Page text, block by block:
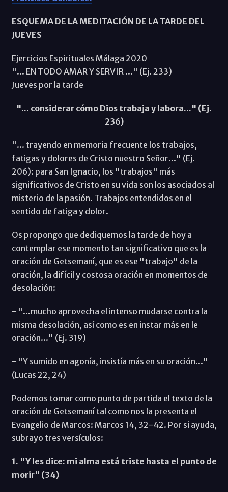
ESQUEMA DE LA MEDITACIÓN DE LA TARDE DEL
JUEVES
Ejercicios Espirituales Málaga 2020
"... EN TODO AMAR Y SERVIR ..." (Ej. 233)
Jueves por la tarde
"... considerar cómo Dios trabaja y labora..." (Ej.
236)
"... trayendo en memoria frecuente los trabajos,
fatigas y dolores de Cristo nuestro Señor..." (Ej.
206): para San Ignacio, los "trabajos" más
significativos de Cristo en su vida son los asociados al
misterio de la pasión. Trabajos entendidos en el
sentido de fatiga y dolor.
Os propongo que dediquemos la tarde de hoy a
contemplar ese momento tan significativo que es la
oración de Getsemaní, que es ese "trabajo" de la
oración, la difícil y costosa oración en momentos de
desolación:
- "...mucho aprovecha el intenso mudarse contra la
misma desolación, así como es en instar más en le
oración..." (Ej. 319)
- "Y sumido en agonía, insistía más en su oración..."
(Lucas 22, 24)
Podemos tomar como punto de partida el texto de la
oración de Getsemaní tal como nos la presenta el
Evangelio de Marcos: Marcos 14, 32-42. Por si ayuda,
subrayo tres versículos:
1. "Y les dice: mi alma está triste hasta el punto de
morir" (34)